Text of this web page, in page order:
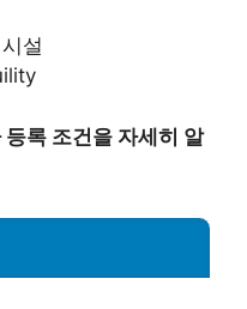
설
록 조건을 자세히 알